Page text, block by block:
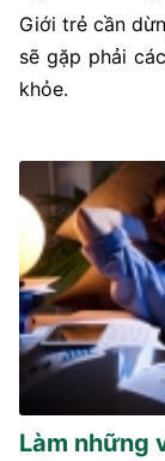
Giới trẻ cần
sẽ gặp phải
khỏe.
Làm những